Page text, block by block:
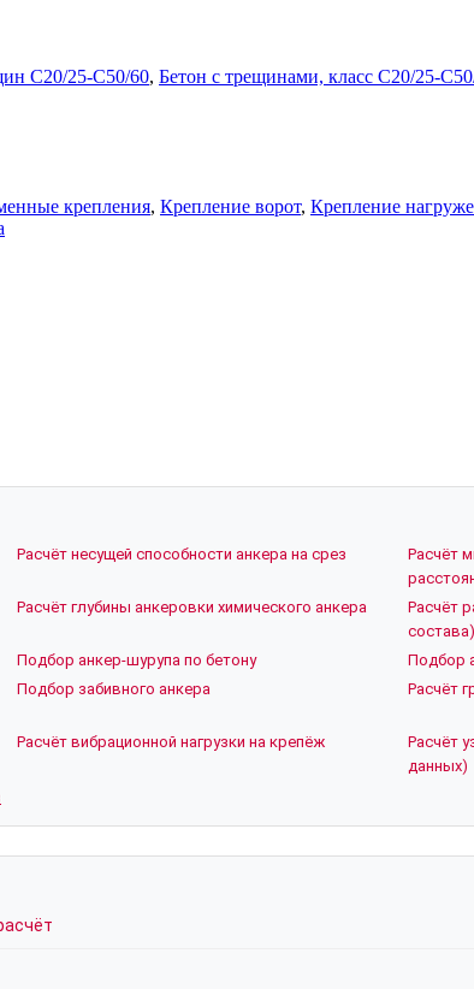
C20/25-C50/60, Бетон с трещинами, класс C20/25-
крепления, Крепление ворот, Крепление
Расчёт несущей способности анкера на срез
Расчёт
Расчёт глубины анкеровки химического анкера
Расчёт
состава)
Подбор анкер-шурупа по бетону Подбор
Подбор забивного анкера Расчёт
Расчёт вибрационной нагрузки на крепёж
Расчёт
данных)